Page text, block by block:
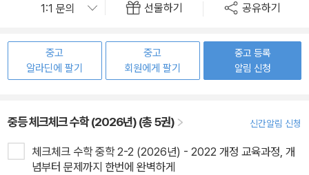
선물하기 공유하기
중고
알라딘에 팔기
중고
회원에게 팔기
중고 등록
알림 신청
중등 체크체크 수학 (2026년) (총 5권) 신간알림 신청
체크체크 수학 중학 2-2 (2026년) - 2022 개정 교육과정, 개
념부터 문제까지 한번에 완벽하게